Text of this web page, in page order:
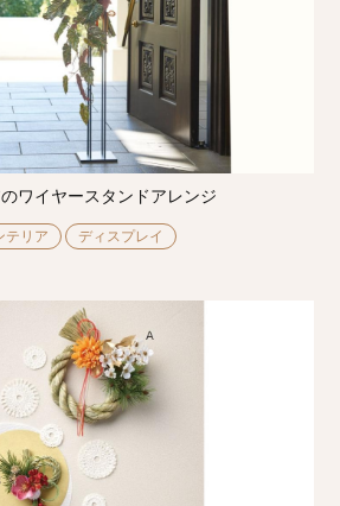
ワイヤースタンドアレンジ
テリア ディスプレイ